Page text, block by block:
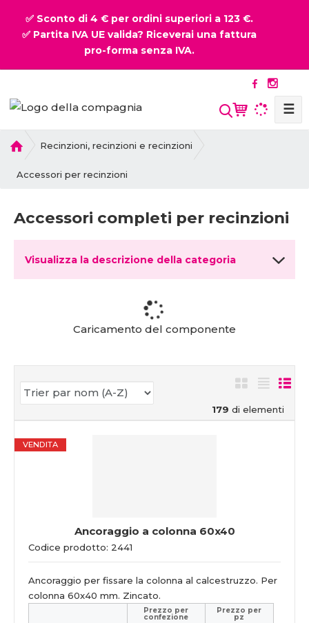
✅ Sconto di 4 € per ordini superiori a 123 €.
✅ Partita IVA UE valida? Riceverai una fattura
pro-forma senza IVA.
☰
i
p
n
Recinzioni, recinzioni e recinzioni
Accessori per recinzioni
Accessori completi per recinzioni
Visualizza la descrizione della categoria
Caricamento del componente
179 di elementi
Ancoraggio a colonna 60x40
Codice prodotto: 2441
VENDITA
Ancoraggio per fissare la colonna al calcestruzzo. Per
colonna 60x40 mm. Zincato.
Prezzo per
confezione
Prezzo per
pz